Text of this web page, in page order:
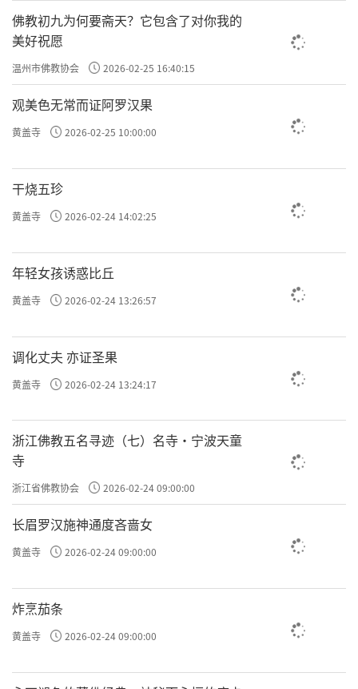
佛教初九为何要斋天？它包含了对你我的
美好祝愿
温州市佛教协会 2026-02-25 16:40:15
观美色无常而证阿罗汉果
黄盖寺 2026-02-25 10:00:00
干烧五珍
黄盖寺 2026-02-24 14:02:25
年轻女孩诱惑比丘
黄盖寺 2026-02-24 13:26:57
调化丈夫 亦证圣果
黄盖寺 2026-02-24 13:24:17
浙江佛教五名寻迹（七）名寺·宁波天童
寺
浙江省佛教协会 2026-02-24 09:00:00
长眉罗汉施神通度吝啬女
黄盖寺 2026-02-24 09:00:00
炸烹茄条
黄盖寺 2026-02-24 09:00:00